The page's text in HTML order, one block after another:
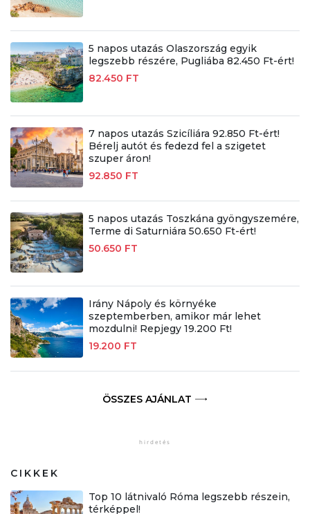
5 napos utazás Olaszország egyik
legszebb részére, Pugliába 82.450 Ft-ért!
82.450 FT
7 napos utazás Szicíliára 92.850 Ft-ért!
Bérelj autót és fedezd fel a szigetet
szuper áron!
92.850 FT
5 napos utazás Toszkána gyöngyszemére,
Terme di Saturniára 50.650 Ft-ért!
50.650 FT
Irány Nápoly és környéke
szeptemberben, amikor már lehet
mozdulni! Repjegy 19.200 Ft!
19.200 FT
ÖSSZES AJÁNLAT
CIKKEK
Top 10 látnivaló Róma legszebb részein,
térképpel!